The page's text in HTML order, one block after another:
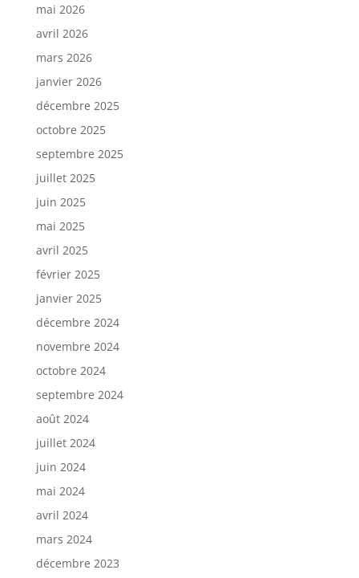
mai 2026
avril 2026
mars 2026
janvier 2026
décembre 2025
octobre 2025
septembre 2025
juillet 2025
juin 2025
mai 2025
avril 2025
février 2025
janvier 2025
décembre 2024
novembre 2024
octobre 2024
septembre 2024
août 2024
juillet 2024
juin 2024
mai 2024
avril 2024
mars 2024
décembre 2023